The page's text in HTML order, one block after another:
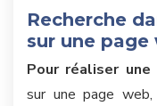
Recherche
sur une page
Pour réaliser une
sur une page